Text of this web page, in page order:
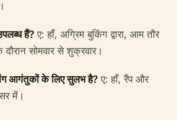
हैं? ए: हाँ, अग्रिम बुकिंग द्वारा, आम तौर
दौरान सोमवार से शुक्रवार।
आगंतुकों के लिए सुलभ है? ए: हाँ, रैंप और
में।